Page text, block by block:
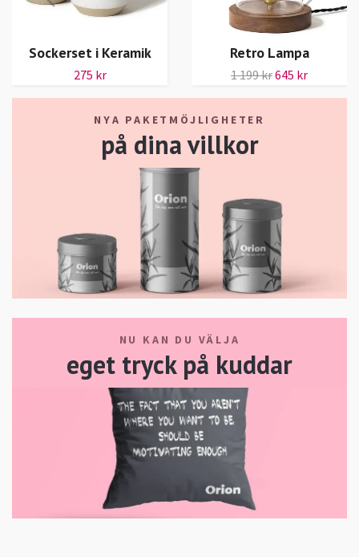
Sockerset i Keramik
275 kr
Retro Lampa
1 199 kr645 kr
NYA PAKETMÖJLIGHETER
på dina villkor
NU KAN DU VÄLJA
eget tryck på kuddar